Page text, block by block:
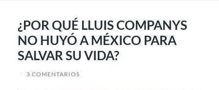
¿POR QUÉ LLUIS COMPANYS
NO HUYÓ A MÉXICO PARA
SALVAR SU VIDA?
/ 3 COMENTARIOS